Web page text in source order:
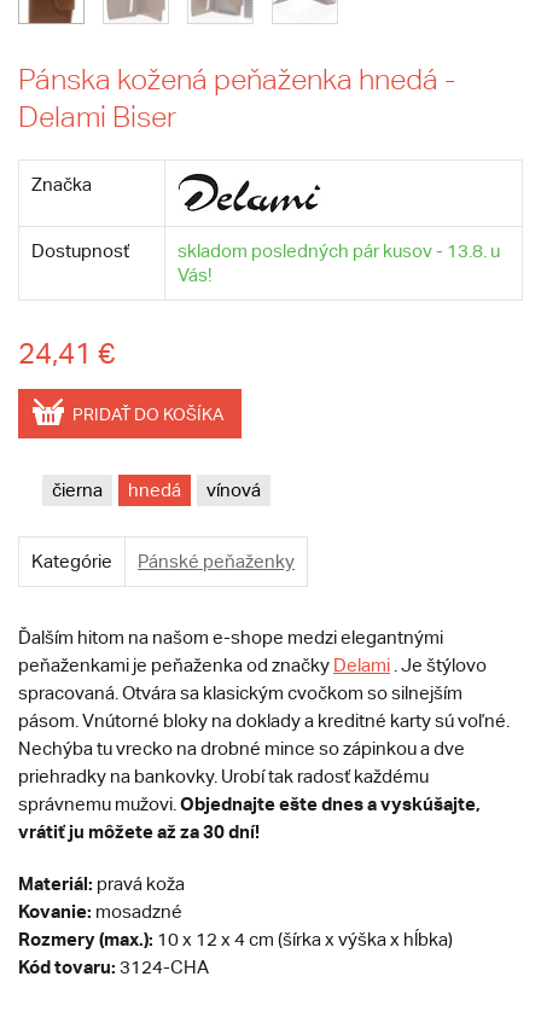
Pánska kožená peňaženka hnedá -
Delami Biser
Značka
Dostupnosť
skladom posledných pár kusov - 13.8. u
Vás!
24,41 €
PRIDAŤ DO KOŠÍKA
čierna hnedá vínová
Kategórie Pánské peňaženky
Ďalším hitom na našom e-shope medzi elegantnými
peňaženkami je peňaženka od značky Delami . Je štýlovo
spracovaná. Otvára sa klasickým cvočkom so silnejším
pásom. Vnútorné bloky na doklady a kreditné karty sú voľné.
Nechýba tu vrecko na drobné mince so zápinkou a dve
priehradky na bankovky. Urobí tak radosť každému
správnemu mužovi. Objednajte ešte dnes a vyskúšajte,
vrátiť ju môžete až za 30 dní!
Materiál: pravá koža
Kovanie: mosadzné
Rozmery (max.): 10 x 12 x 4 cm (šírka x výška x hĺbka)
Kód tovaru: 3124-CHA